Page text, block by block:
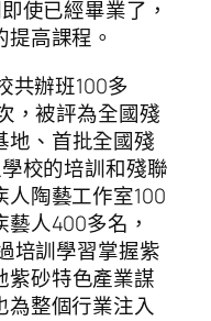
使已經畢業了，
高課程。
共辦班100多
，被評為全國殘
地、首批全國殘
校的培訓和殘聯
陶藝工作室100
人400多名，
培訓學習掌握紫
紫砂特色產業謀
為整個行業注入